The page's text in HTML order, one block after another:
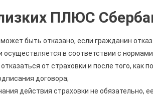
ПЛЮС
быть отказано, если гражданин
осуществляется в соответствии с
от страховки и после того, как
договора;
действия страховки не обязательно,